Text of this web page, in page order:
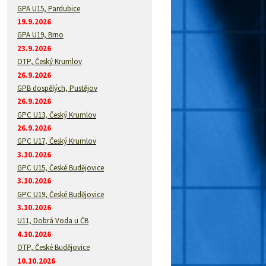
GPA U15, Pardubice
19.9.2026
GPA U19, Brno
23.9.2026
OTP, Český Krumlov
26.9.2026
GPB dospělých, Pustějov
26.9.2026
GPC U13, Český Krumlov
26.9.2026
GPC U17, Český Krumlov
3.10.2026
GPC U15, České Budějovice
3.10.2026
GPC U19, České Budějovice
3.10.2026
U11, Dobrá Voda u ČB
4.10.2026
OTP, České Budějovice
10.10.2026